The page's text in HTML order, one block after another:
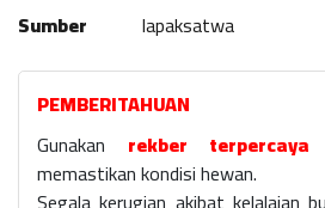
Sumber
lapaksatwa
PEMBERITAHUAN
Gunakan rekber terpercaya
memastikan kondisi hewan.